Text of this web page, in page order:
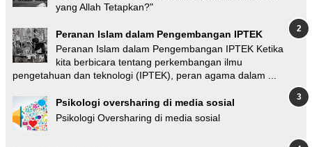
yang Allah Tetapkan?"
Peranan Islam dalam Pengembangan IPTEK
Peranan Islam dalam Pengembangan IPTEK Ketika
kita berbicara tentang perkembangan ilmu
pengetahuan dan teknologi (IPTEK), peran agama dalam ...
Psikologi oversharing di media sosial
Psikologi Oversharing di media sosial